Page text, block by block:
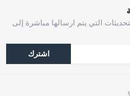
التي يتم ارسالها مباشرة إلى
اشترك